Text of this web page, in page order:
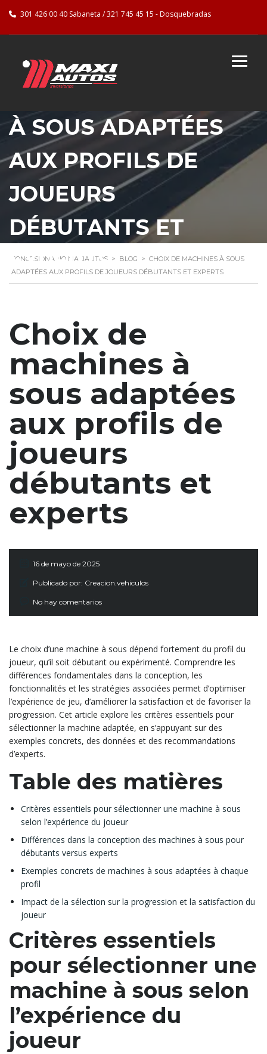
301 426 00 40 Sabaneta / 321 745 45 15 - Dosquebradas
CHOIX DE MACHINES
À SOUS ADAPTÉES
AUX PROFILS DE
JOUEURS
DÉBUTANTS ET
EXPERTS
CONCESIONARIO MAXIAUTOS > BLOG > CHOIX DE MACHINES À SOUS
ADAPTÉES AUX PROFILS DE JOUEURS DÉBUTANTS ET EXPERTS
Choix de
machines à
sous adaptées
aux profils de
joueurs
débutants et
experts
16 de mayo de 2025
Publicado por: Creacion.vehiculos
No hay comentarios
Le choix d’une machine à sous dépend fortement du profil du
joueur, qu’il soit débutant ou expérimenté. Comprendre les
différences fondamentales dans la conception, les
fonctionnalités et les stratégies associées permet d’optimiser
l’expérience de jeu, d’améliorer la satisfaction et de favoriser la
progression. Cet article explore les critères essentiels pour
sélectionner la machine adaptée, en s’appuyant sur des
exemples concrets, des données et des recommandations
d’experts.
Table des matières
Critères essentiels pour sélectionner une machine à sous
selon l’expérience du joueur
Différences dans la conception des machines à sous pour
débutants versus experts
Exemples concrets de machines à sous adaptées à chaque
profil
Impact de la sélection sur la progression et la satisfaction du
joueur
Critères essentiels
pour sélectionner une
machine à sous selon
l’expérience du
joueur